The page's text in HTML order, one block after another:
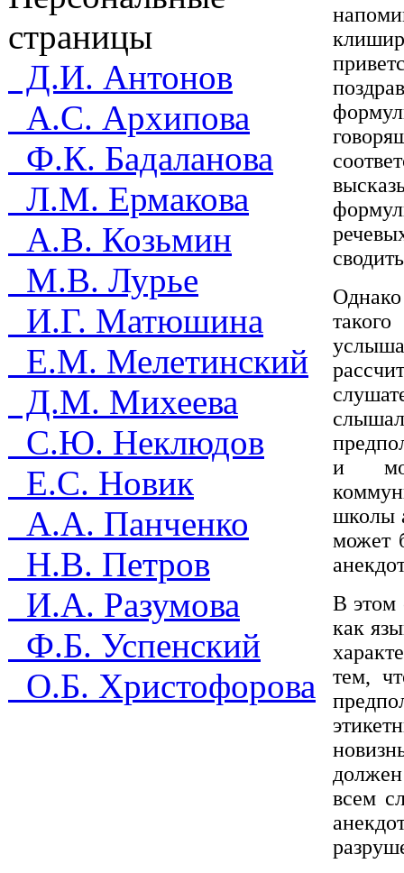
страницы
Д.И. Антонов
А.С. Архипова
Ф.К. Бадаланова
Л.М. Ермакова
А.В. Козьмин
М.В. Лурье
И.Г. Матюшина
Е.М. Мелетинский
Д.М. Михеева
С.Ю. Неклюдов
Е.С. Новик
А.А. Панченко
Н.В. Петров
И.А. Разумова
Ф.Б. Успенский
О.Б. Христофорова
и
школы
может
В этом
как
тем,
всем